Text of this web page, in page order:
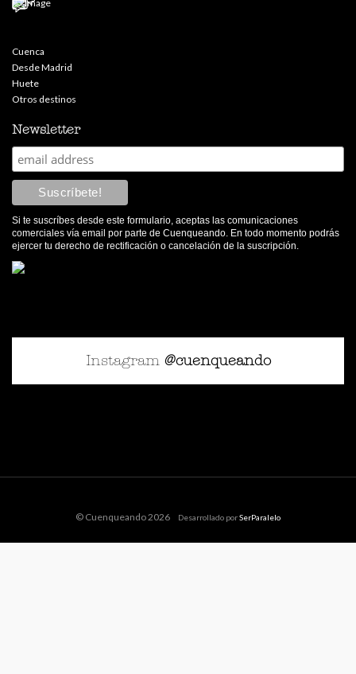
Cuenca
Desde Madrid
Huete
Otros destinos
Newsletter
Si te suscríbes desde este formulario, aceptas las comunicaciones
comerciales vía email por parte de Cuenqueando. En todo momento podrás
ejercer tu derecho de rectificación o cancelación de la suscripción.
Instagram @cuenqueando
© Cuenqueando 2026 Desarrollado porSerParalelo